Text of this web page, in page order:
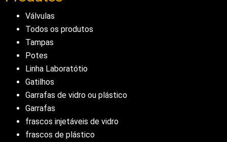
Válvulas
Todos os produtos
Tampas
Potes
Linha Laboratótio
Gatilhos
Garrafas de vidro ou plástico
Garrafas
frascos injetáveis de vidro
frascos de plástico